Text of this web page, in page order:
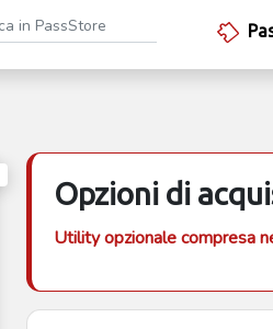
Opzioni di
Utility opzionale compresa